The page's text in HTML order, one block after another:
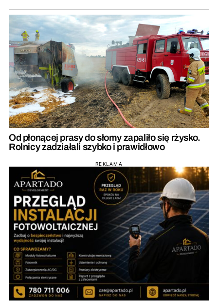
Od płonącej prasy do słomy zapaliło się rżysko.
Rolnicy zadziałali szybko i prawidłowo
REKLAMA